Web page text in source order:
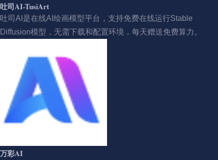
吐司AI-TusiArt
吐司AI是在线AI绘画模型平台，支持免费在线运行Stable
Diffusion模型，无需下载和配置环境，每天赠送免费算力。
万彩AI